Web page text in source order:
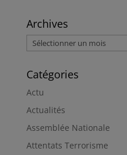
Archives
Archives
Catégories
Actu
Actualités
Assemblée Nationale
Attentats Terrorisme